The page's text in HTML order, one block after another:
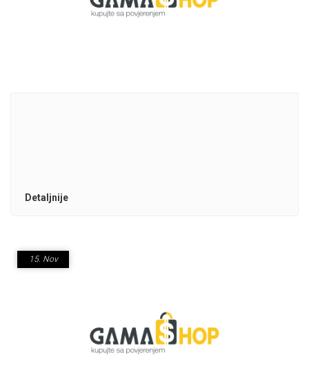
Detaljnije
15. Nov